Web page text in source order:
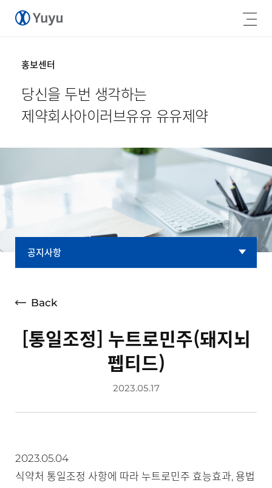
홍보센터
당신을 두번 생각하는
제약회사아이러브유유 유유제약
공지사항
광고소개
공지사항
Back
[통일조정] 누트로민주(돼지뇌
펩티드)
2023.05.17
2023.05.04
식약처 통일조정 사항에 따라 누트로민주 효능효과, 용법